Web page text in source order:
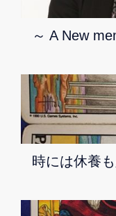
～ A New
時には休養